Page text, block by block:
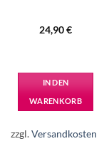
24,90€
IN DEN
WARENKORB
zzgl.Versandkosten